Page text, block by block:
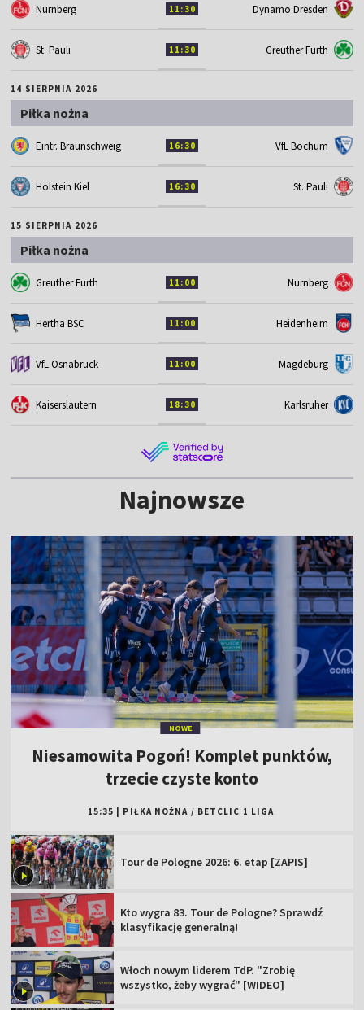
Nurnberg 11:30 Dynamo Dresden
St. Pauli 11:30 Greuther Furth
14 SIERPNIA 2026
Piłka nożna
Eintr. Braunschweig 16:30 VfL Bochum
Holstein Kiel 16:30 St. Pauli
15 SIERPNIA 2026
Piłka nożna
Greuther Furth 11:00 Nurnberg
Hertha BSC 11:00 Heidenheim
VfL Osnabruck 11:00 Magdeburg
Kaiserslautern 18:30 Karlsruher
Najnowsze
NOWE
Niesamowita Pogoń! Komplet punktów,
trzecie czyste konto
15:35 PIŁKA NOŻNA / BETCLIC 1 LIGA
Tour de Pologne 2026: 6. etap [ZAPIS]
Kto wygra 83. Tour de Pologne? Sprawdź
klasyfikację generalną!
Włoch nowym liderem TdP. "Zrobię
wszystko, żeby wygrać" [WIDEO]